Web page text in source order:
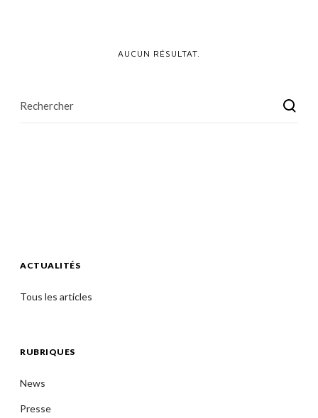
AUCUN RÉSULTAT.
ACTUALITÉS
Tous les articles
RUBRIQUES
News
Presse